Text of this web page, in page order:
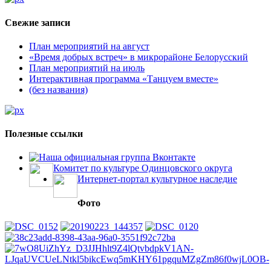
Свежие записи
План мероприятий на август
«Время добрых встреч» в микрорайоне Белорусский
План мероприятий на июль
Интерактивная программа «Танцуем вместе»
(без названия)
Полезные ссылки
Наша официальная группа Вконтакте
Комитет по культуре Одинцовского округа
Интернет-портал культурное наследие
Фото